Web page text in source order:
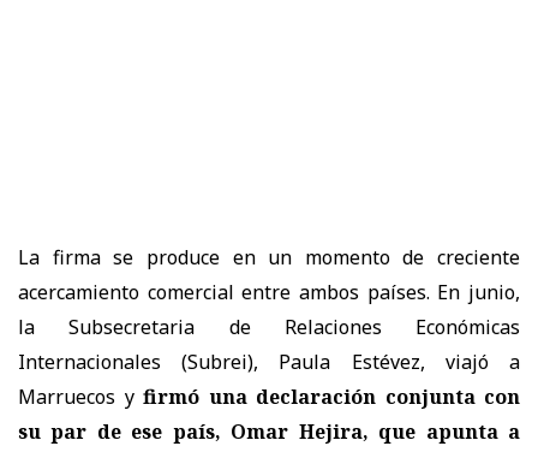
La firma se produce en un momento de creciente
acercamiento comercial entre ambos países. En junio,
la Subsecretaria de Relaciones Económicas
Internacionales (Subrei), Paula Estévez, viajó a
Marruecos y firmó una declaración conjunta con
su par de ese país, Omar Hejira, que apunta a